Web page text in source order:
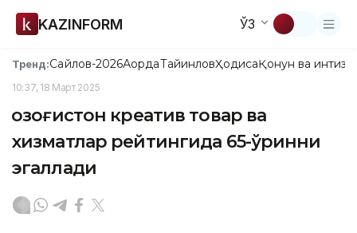
KAZINFORM ЎЗ
Тренд:Сайлов-2026АқордаТайинловҲодисаҚонун ва
10:37, 18 Март 2025
Қозоғистон креатив товар ва
хизматлар рейтингида 65-ўринни
эгаллади